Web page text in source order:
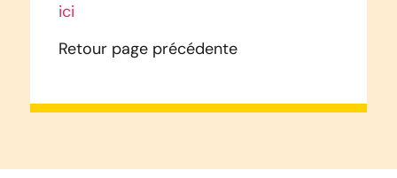
ici
Retour page précédente